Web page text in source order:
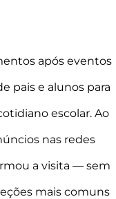
após eventos
pais e alunos para
escolar. Ao
nas redes
a visita — sem
mais comuns